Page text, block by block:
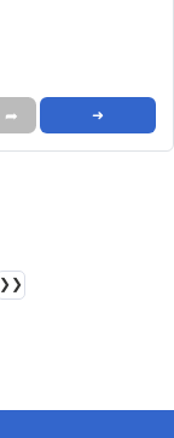
➦ ➜
❯❯